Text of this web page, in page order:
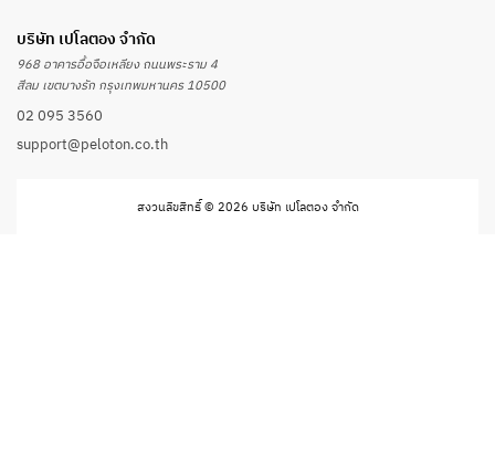
บริษัท เปโลตอง จำกัด
968 อาคารอื้อจือเหลียง ถนนพระราม 4
สีลม เขตบางรัก กรุงเทพมหานคร 10500
02 095 3560
support@peloton.co.th
สงวนลิขสิทธิ์ © 2026 บริษัท เปโลตอง จำกัด